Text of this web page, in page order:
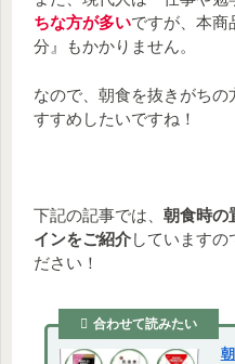
ちな方が多いですが、本商
分』もかかりません。
なので、朝食を抜きがち
すすめしたいですね！
下記の記事では、 朝食時の
インをご紹介していますの
ださい！
合わせて読みたい